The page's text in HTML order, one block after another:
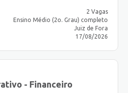
2 Vagas
Ensino Médio (2o. Grau) completo
Juiz de Fora
17/08/2026
- Financeiro